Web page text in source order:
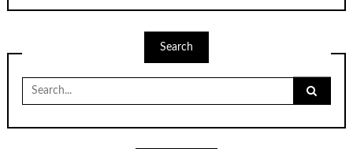
Search
for: